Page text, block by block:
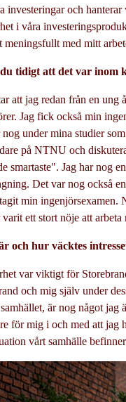
investeringar och
i våra
meningsfullt med mitt
du tidigt att det var inom
att jag redan från en
Jag fick också min
nog under mina studier
på NTNU och
smartaste". Jag har nog
Det var nog också
min ingenjörsexamen.
varit ett stort nöje att
och hur väcktes
var viktigt för
och mig själv under
är nog något jag
för mig i och med att jag
vårt samhälle